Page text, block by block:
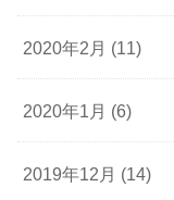
2020年2月 (11)
2020年1月 (6)
2019年12月 (14)